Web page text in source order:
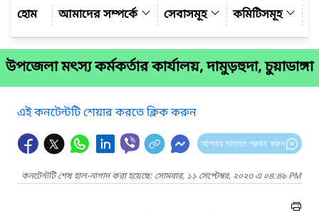
আমাদের সম্পর্কে
সেবাসমূহ কমিটিসমূহ
উপজেলা মৎস্য কর্মকর্তার কার্যালয়, দামুড়হুদা, চুয়াডাঙ্গা
এই কনটেন্টটি শেয়ার করতে ক্লিক করুন
আপনার মতামত প্রদান করুন
কনটেন্টটি শেষ হাল-নাগাদ করা হয়েছে: সোমবার, ১১ সেপ্টেম্বর, ২০২৩ এ ০৪:৪৯ PM